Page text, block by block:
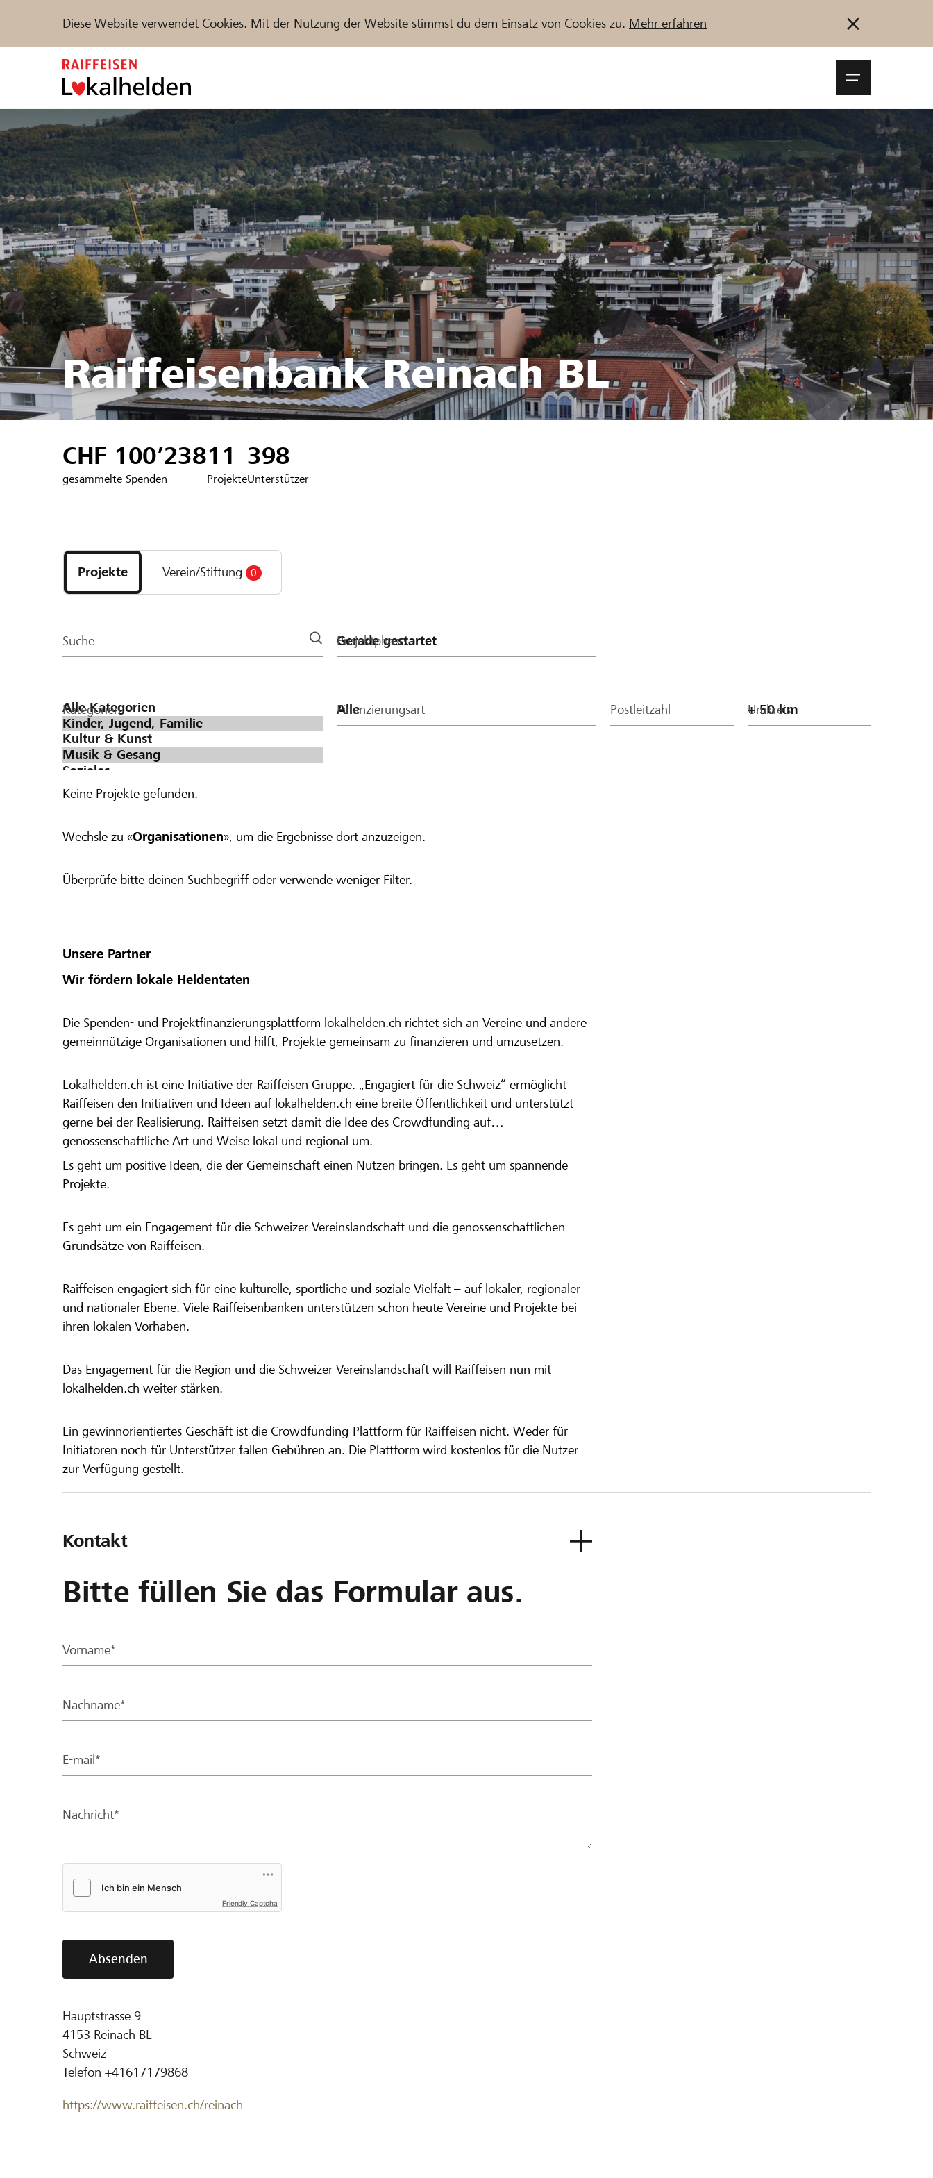
Diese Website verwendet Cookies. Mit der Nutzung der Website stimmst du dem Einsatz von Cookies zu. Mehr erfahren
Unterstützen Hilfe & Support Partner / Raiffeisenbank Anmelden Registrieren
Projekte und Organisationen finden Jetzt starten
DE FR IT
Raiffeisenbank Reinach BL
CHF 100’238
gesammelte Spenden
11
Projekte
398
Unterstützer
Projekte
und
Organisationen
Projekte Verein/Stiftung 0
Suche Projektphase
Kategorien Finanzierungsart Postleitzahl Umkreis
Keine Projekte gefunden.
Wechsle zu «Organisationen», um die Ergebnisse dort anzuzeigen.
Überprüfe bitte deinen Suchbegriff oder verwende weniger Filter.
Unsere Partner
Wir fördern lokale Heldentaten
Die Spenden- und Projektfinanzierungsplattform lokalhelden.ch richtet sich an Vereine und andere
gemeinnützige Organisationen und hilft, Projekte gemeinsam zu finanzieren und umzusetzen.
Lokalhelden.ch ist eine Initiative der Raiffeisen Gruppe. „Engagiert für die Schweiz“ ermöglicht
Raiffeisen den Initiativen und Ideen auf lokalhelden.ch eine breite Öffentlichkeit und unterstützt
gerne bei der Realisierung. Raiffeisen setzt damit die Idee des Crowdfunding auf
genossenschaftliche Art und Weise lokal und regional um.
Es geht um positive Ideen, die der Gemeinschaft einen Nutzen bringen. Es geht um spannende
Projekte.
Es geht um ein Engagement für die Schweizer Vereinslandschaft und die genossenschaftlichen
Grundsätze von Raiffeisen.
Raiffeisen engagiert sich für eine kulturelle, sportliche und soziale Vielfalt – auf lokaler, regionaler
und nationaler Ebene. Viele Raiffeisenbanken unterstützen schon heute Vereine und Projekte bei
ihren lokalen Vorhaben.
Das Engagement für die Region und die Schweizer Vereinslandschaft will Raiffeisen nun mit
lokalhelden.ch weiter stärken.
Ein gewinnorientiertes Geschäft ist die Crowdfunding-Plattform für Raiffeisen nicht. Weder für
Initiatoren noch für Unterstützer fallen Gebühren an. Die Plattform wird kostenlos für die Nutzer
zur Verfügung gestellt.
Kontakt
Bitte füllen Sie das Formular aus.
Vorname*
Nachname*
E-mail*
Nachricht*
Friendly Captcha
Absenden
Hauptstrasse 9
4153 Reinach BL
Schweiz
Telefon +41617179868
https://www.raiffeisen.ch/reinach